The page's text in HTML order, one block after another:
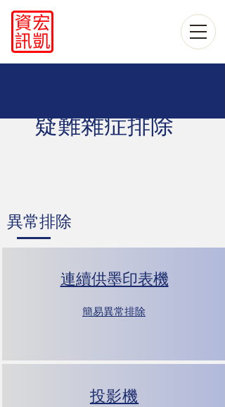
​疑難雜症排除
​異常排除
​連續供墨印表機
​簡易異常排除
投影機